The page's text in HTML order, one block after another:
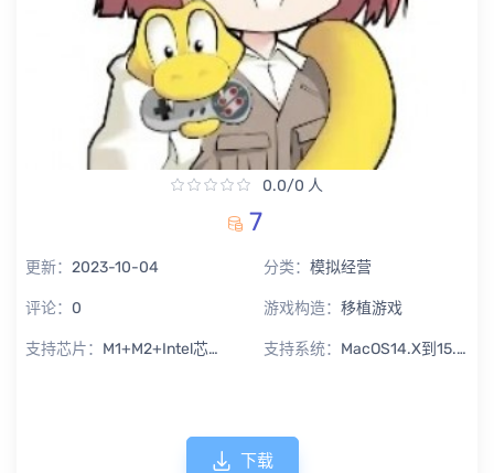
0.0/0 人
7
更新： 2023-10-04 分类： 模拟经营
评论： 0 游戏构造： 移植游戏
支持芯片： M1+M2+Intel芯片通用 支持系统： MacOS14.X到15.X Sequoia
下载